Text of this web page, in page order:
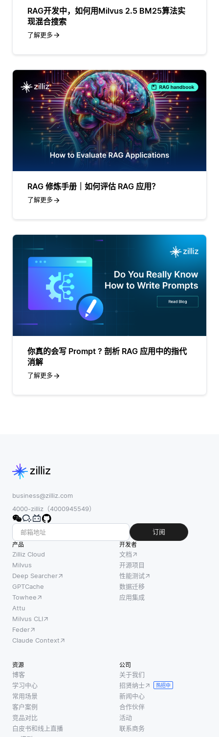
RAG开发中，如何用Milvus 2.5 BM25算法实
现混合搜索
了解更多
RAG 修炼手册｜如何评估 RAG 应用？
了解更多
你真的会写 Prompt ? 剖析 RAG 应用中的指代
消解
了解更多
business@zilliz.com
4000-zilliz（4000945549）
订阅
产品
Zilliz Cloud
Milvus
Deep Searcher
GPTCache
Towhee
Attu
Milvus CLI
Feder
Claude Context
开发者
文档
开源项目
性能测试
数据迁移
应用集成
资源
博客
学习中心
常用场景
客户案例
竞品对比
白皮书和线上直播
公司
关于我们
招贤纳士
热招中
新闻中心
合作伙伴
活动
联系商务